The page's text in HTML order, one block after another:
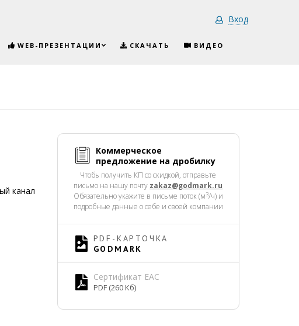
Вход
WEB-ПРЕЗЕНТАЦИИ СКАЧАТЬ ВИДЕО
канал
Коммерческое
предложение на дробилку
Чтобь получить КП со скидкой, отправьте
письмо на нашу почту zakaz@godmark.ru
Обязательно укажите в письме поток (м3/ч) и
подробные данные о себе и своей компании
PDF-КАРТОЧКА
GODMARK
Сертификат EAC
PDF (260 Кб)